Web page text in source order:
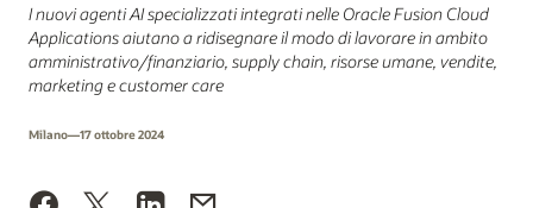
I nuovi agenti AI specializzati integrati nelle Oracle Fusion Cloud
Applications aiutano a ridisegnare il modo di lavorare in ambito
amministrativo/finanziario, supply chain, risorse umane, vendite,
marketing e customer care
Milano—17 ottobre 2024